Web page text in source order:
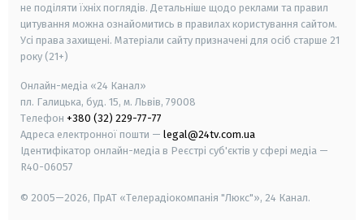
не поділяти їхніх поглядів. Детальніше щодо реклами та правил
цитування можна ознайомитись в правилах користування сайтом.
Усі права захищені. Матеріали сайту призначені для осіб старше 21
року (21+)
Онлайн-медіа «24 Канал»
пл. Галицька, буд. 15, м. Львів, 79008
Телефон +380 (32) 229-77-77
Адреса електронної пошти — legal@24tv.com.ua
Ідентифікатор онлайн-медіа в Реєстрі суб'єктів у сфері медіа —
R40-06057
© 2005—2026, ПрАТ «Телерадіокомпанія "Люкс"», 24 Канал.